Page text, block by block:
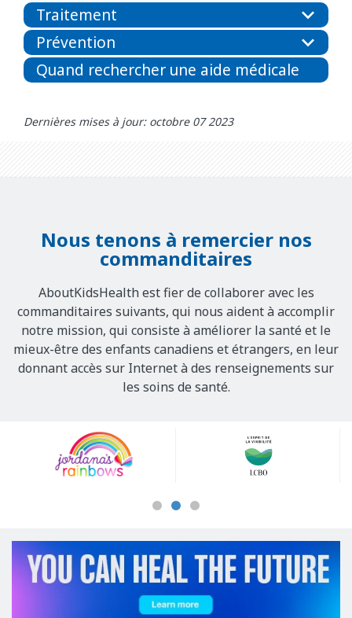
Traitement
Prévention
Quand rechercher une aide médicale
Dernières mises à jour: octobre 07 2023
Nous tenons à remercier nos
commanditaires
AboutKidsHealth est fier de collaborer avec les
commanditaires suivants, qui nous aident à accomplir
notre mission, qui consiste à améliorer la santé et le
mieux-être des enfants canadiens et étrangers, en leur
donnant accès sur Internet à des renseignements sur
les soins de santé.
Sponsors